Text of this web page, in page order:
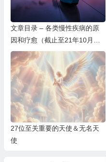
文章目录 – 各类慢性疾病的原
因和疗愈（截止至21年10月
底）
27位至关重要的天使＆无名天
使